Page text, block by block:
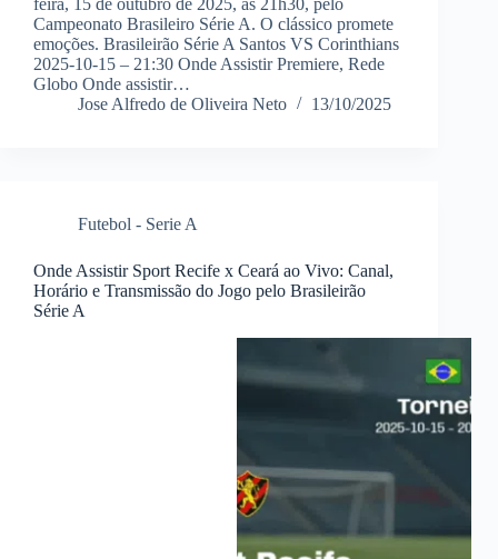
feira, 15 de outubro de 2025, às 21h30, pelo
Campeonato Brasileiro Série A. O clássico promete
emoções. Brasileirão Série A Santos VS Corinthians
2025-10-15 – 21:30 Onde Assistir Premiere, Rede
Globo Onde assistir…
Jose Alfredo de Oliveira Neto
13/10/2025
Futebol - Serie A
Onde Assistir Sport Recife x Ceará ao Vivo: Canal,
Horário e Transmissão do Jogo pelo Brasileirão
Série A